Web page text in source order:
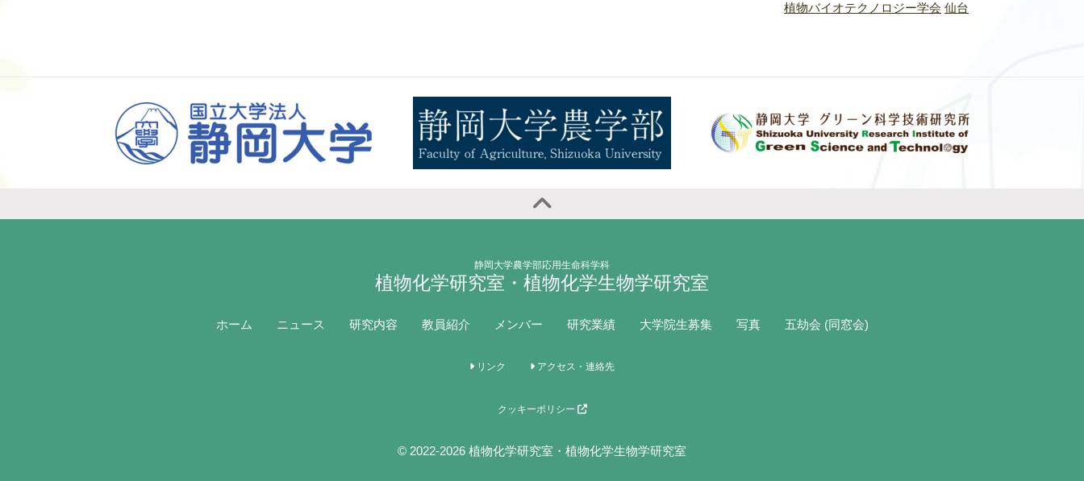
植物バイオテクノロジー学会 仙台
静岡大学農学部応用生命科学科
植物化学研究室・植物化学生物学研究室
ホーム ニュース 研究内容 教員紹介 メンバー 研究業績 大学院生募集 写真 五劫会 (同窓会)
リンク アクセス・連絡先
クッキーポリシー
© 2022-2026 植物化学研究室・植物化学生物学研究室